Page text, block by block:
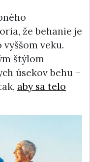
že behanie je
vyššom veku.
štýlom –
úsekov behu –
aby sa telo